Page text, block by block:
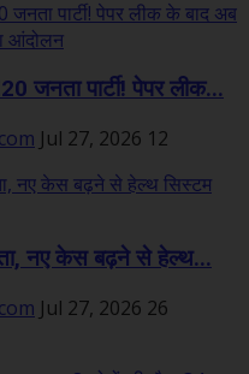
जनता पार्टी! पेपर लीक...
Jul 27, 2026 12
नए केस बढ़ने से हेल्थ...
Jul 27, 2026 26